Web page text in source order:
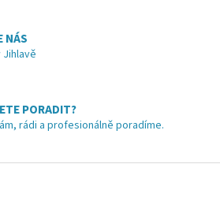
p
i
s
NÁS
PORADIT?
rádi a profesionálně poradíme.